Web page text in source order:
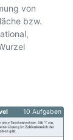
von
bzw.
10 Aufgaben